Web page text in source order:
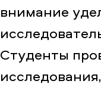
внимание
Студенты